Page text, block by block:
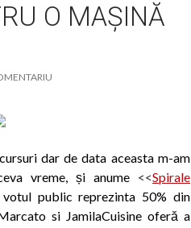
O MAȘINĂ
dar de data aceasta m-am
vreme, și anume<<Spirale
public reprezinta 50% din
si JamilaCuisine oferă a